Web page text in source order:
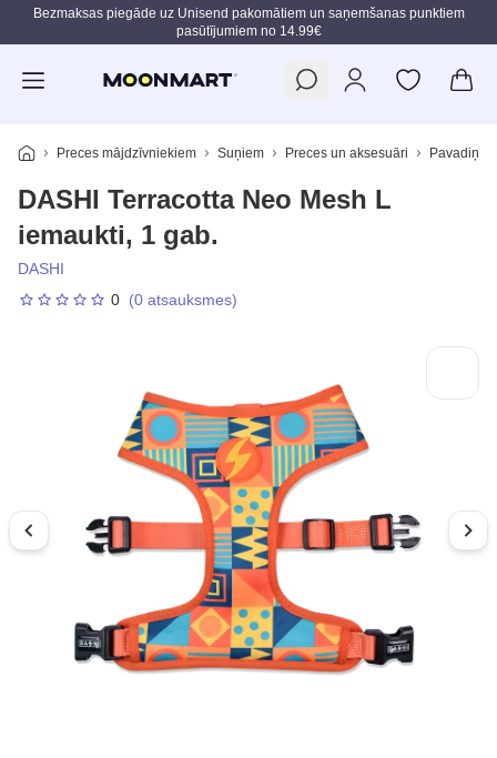
Pāriet uz galveno saturu
Bezmaksas piegāde uz Unisend pakomātiem un saņemšanas punktiem
pasūtījumiem no 14.99€
Preces mājdzīvniekiem Suņiem Preces un aksesuāri
DASHI Terracotta Neo Mesh L
iemaukti, 1 gab.
DASHI
0 (0 atsauksmes)